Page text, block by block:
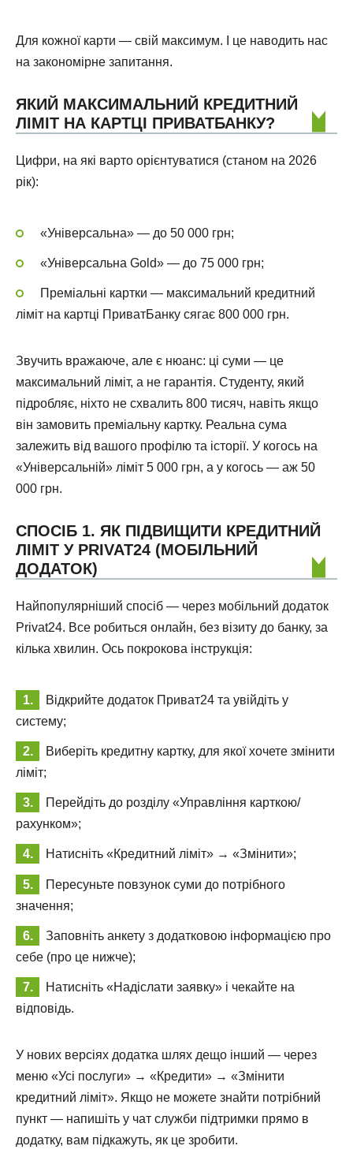
Для кожної карти — свій максимум. І це наводить нас
на закономірне запитання.
ЯКИЙ МАКСИМАЛЬНИЙ КРЕДИТНИЙ
ЛІМІТ НА КАРТЦІ ПРИВАТБАНКУ?
Цифри, на які варто орієнтуватися (станом на 2026
рік):
«Універсальна» — до 50 000 грн;
«Універсальна Gold» — до 75 000 грн;
Преміальні картки — максимальний кредитний
ліміт на картці ПриватБанку сягає 800 000 грн.
Звучить вражаюче, але є нюанс: ці суми — це
максимальний ліміт, а не гарантія. Студенту, який
підробляє, ніхто не схвалить 800 тисяч, навіть якщо
він замовить преміальну картку. Реальна сума
залежить від вашого профілю та історії. У когось на
«Універсальній» ліміт 5 000 грн, а у когось — аж 50
000 грн.
СПОСІБ 1. ЯК ПІДВИЩИТИ КРЕДИТНИЙ
ЛІМІТ У PRIVAT24 (МОБІЛЬНИЙ
ДОДАТОК)
Найпопулярніший спосіб — через мобільний додаток
Privat24. Все робиться онлайн, без візиту до банку, за
кілька хвилин. Ось покрокова інструкція:
Відкрийте додаток Приват24 та увійдіть у
систему;
Виберіть кредитну картку, для якої хочете змінити
ліміт;
Перейдіть до розділу «Управління карткою/
рахунком»;
Натисніть «Кредитний ліміт» → «Змінити»;
Пересуньте повзунок суми до потрібного
значення;
Заповніть анкету з додатковою інформацією про
себе (про це нижче);
Натисніть «Надіслати заявку» і чекайте на
відповідь.
У нових версіях додатка шлях дещо інший — через
меню «Усі послуги» → «Кредити» → «Змінити
кредитний ліміт». Якщо не можете знайти потрібний
пункт — напишіть у чат служби підтримки прямо в
додатку, вам підкажуть, як це зробити.